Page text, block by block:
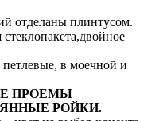
отделаны плинтусом.
в моечной и
ПРОЕМЫ
РОЙКИ.